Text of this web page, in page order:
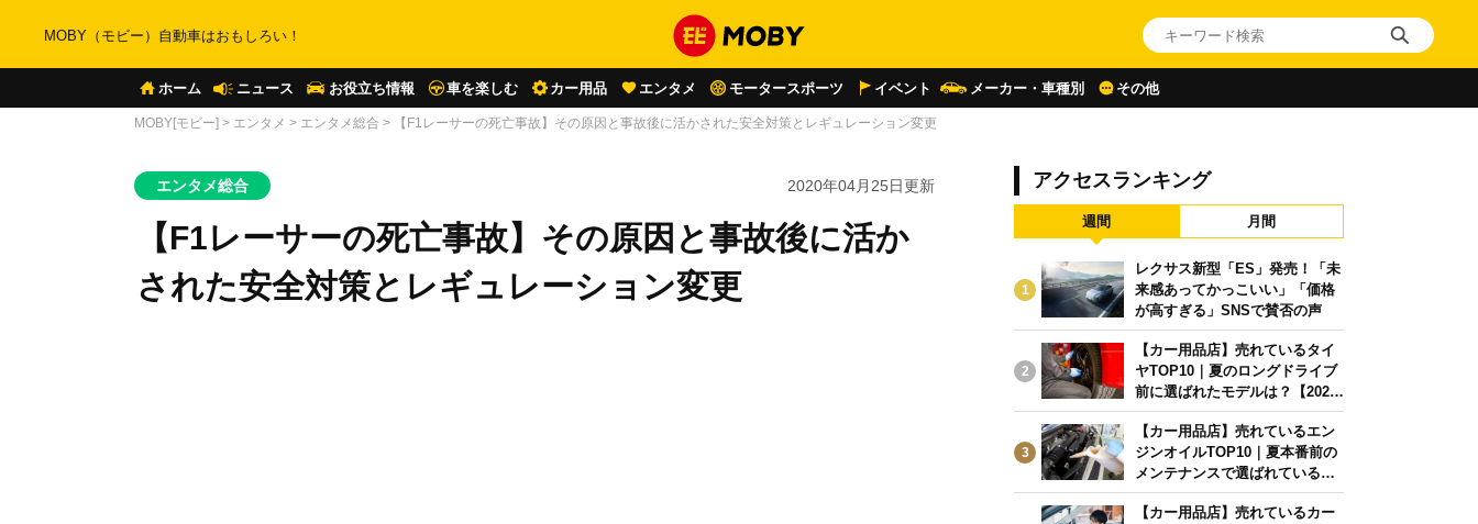
MOBY（モビー）自動車はおもしろい！
ホーム ニュース お役立ち情報 車を楽しむ カー用品 エンタメ モータースポーツ イベント メーカー・車種別 その他
MOBY[モビー] > エンタメ > エンタメ総合 > 【F1レーサーの死亡事故】その原因と事故後に活かされた安全対策とレギュレーション変更
エンタメ総合 2020年04月25日更新
【F1レーサーの死亡事故】その原因と事故後に活か
された安全対策とレギュレーション変更
アクセスランキング
週間 月間
1
レクサス新型「ES」発売！「未
来感あってかっこいい」「価格
が高すぎる」SNSで賛否の声
2
【カー用品店】売れているタイ
ヤTOP10｜夏のロングドライブ
前に選ばれたモデルは？【2026
年6月版】
3
【カー用品店】売れているエン
ジンオイルTOP10｜夏本番前の
メンテナンスで選ばれている人
気モデルは？【2026年6月版】
【カー用品店】売れているカー